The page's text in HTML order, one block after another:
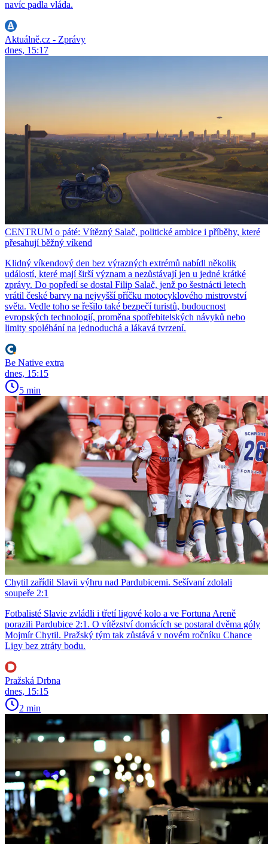
navíc padla vláda.
Aktuálně.cz - Zprávy
dnes, 15:17
CENTRUM o páté: Vítězný Salač, politické ambice i příběhy, které
přesahují běžný víkend
Klidný víkendový den bez výrazných extrémů nabídl několik
událostí, které mají širší význam a nezůstávají jen u jedné krátké
zprávy. Do popředí se dostal Filip Salač, jenž po šestnácti letech
vrátil české barvy na nejvyšší příčku motocyklového mistrovství
světa. Vedle toho se řešilo také bezpečí turistů, budoucnost
evropských technologií, proměna spotřebitelských návyků nebo
limity spoléhání na jednoduchá a lákavá tvrzení.
Be Native extra
dnes, 15:15
5 min
Chytil zařídil Slavii výhru nad Pardubicemi. Sešívaní zdolali
soupeře 2:1
Fotbalisté Slavie zvládli i třetí ligové kolo a ve Fortuna Areně
porazili Pardubice 2:1. O vítězství domácích se postaral dvěma góly
Mojmír Chytil. Pražský tým tak zůstává v novém ročníku Chance
Ligy bez ztráty bodu.
Pražská Drbna
dnes, 15:15
2 min